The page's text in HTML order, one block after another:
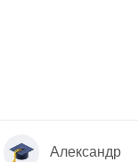
Александр